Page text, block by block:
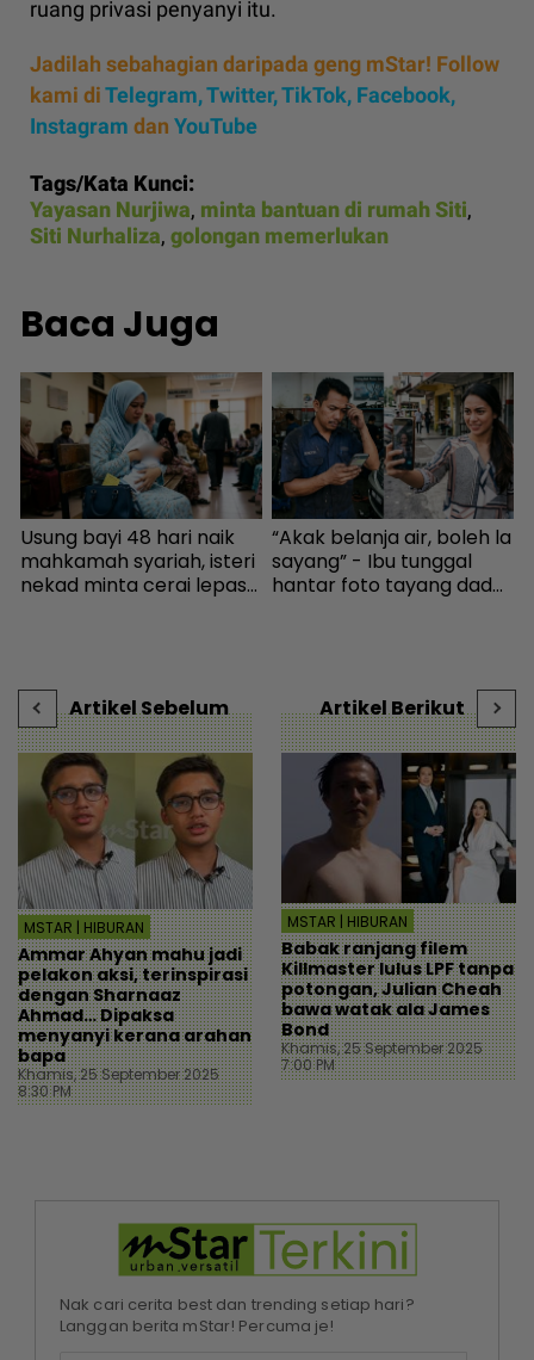
ruang privasi penyanyi itu.
Jadilah sebahagian daripada geng mStar! Follow
kami diTelegram,Twitter,TikTok, Facebook,
Instagram dan YouTube
Tags/Kata Kunci:
Yayasan Nurjiwa, minta bantuan di rumah Siti,
Siti Nurhaliza, golongan memerlukan
Baca Juga
Usung bayi 48 hari naik
mahkamah syariah, isteri
nekad minta cerai lepas
“Akak belanja air, boleh la
sayang” - Ibu tunggal
hantar foto tayang dada,
Artikel Sebelum
MSTAR | HIBURAN
Ammar Ahyan mahu jadi
pelakon aksi, terinspirasi
dengan Sharnaaz
Ahmad… Dipaksa
menyanyi kerana arahan
bapa
Khamis, 25 September 2025
8:30 PM
Artikel Berikut
MSTAR | HIBURAN
Babak ranjang filem
Killmaster lulus LPF tanpa
potongan, Julian Cheah
bawa watak ala James
Bond
Khamis, 25 September 2025
7:00 PM
Nak cari cerita best dan trending setiap hari?
Langgan berita mStar! Percuma je!